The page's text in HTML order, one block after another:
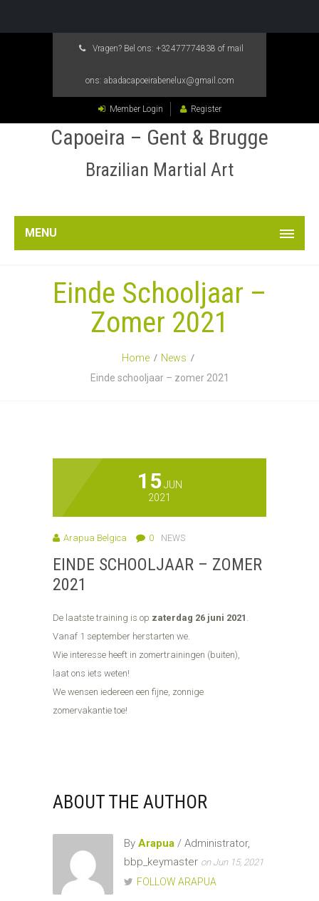
Vragen? Bel ons: +32477774838 of mail
ons: abadacapoeirabenelux@gmail.com
Member Login Register
Capoeira – Gent & Brugge
Brazilian Martial Art
MENU
Einde Schooljaar –
Zomer 2021
Home
News
Einde schooljaar – zomer 2021
15JUN
2021
Arapua Belgica 0 NEWS
EINDE SCHOOLJAAR – ZOMER
2021
De laatste training is op zaterdag 26 juni 2021 .
Vanaf 1 september herstarten we.
Wie interesse heeft in zomertrainingen (buiten),
laat ons iets weten!
We wensen iedereen een fijne, zonnige
zomervakantie toe!
ABOUT THE AUTHOR
By Arapua / Administrator,
bbp_keymaster on Jun 15, 2021
FOLLOW ARAPUA